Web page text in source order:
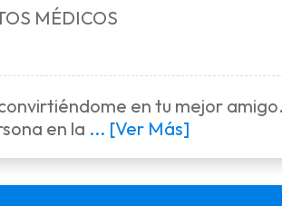
MÉDICOS
en tu mejor
en la ... [Ver Más]